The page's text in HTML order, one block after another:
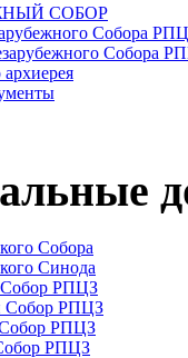
СОБОР
Собора
Собора
Собора
Синода
Собор РПЦЗ
Собор РПЦЗ
РПЦЗ
РПЦЗ